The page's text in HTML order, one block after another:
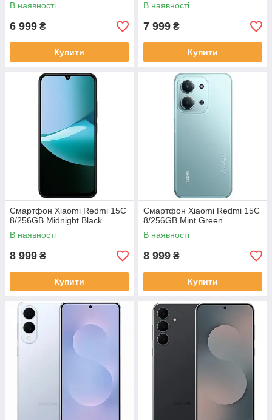
В наявності
6 999 ₴
Купити
В наявності
7 999 ₴
Купити
Смартфон Xiaomi Redmi 15C
8/256GB Midnight Black
В наявності
8 999 ₴
Купити
Смартфон Xiaomi Redmi 15C
8/256GB Mint Green
В наявності
8 999 ₴
Купити